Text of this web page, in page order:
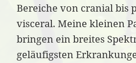
Bereiche von cranial bis
visceral. Meine kleinen
bringen ein breites
geläufigsten